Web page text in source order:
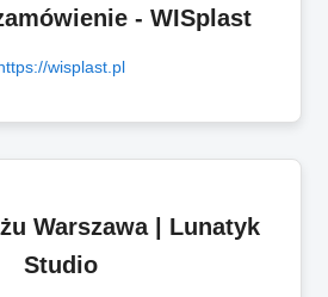
- WISplast
wisplast.pl
Warszawa | Lunatyk
Studio